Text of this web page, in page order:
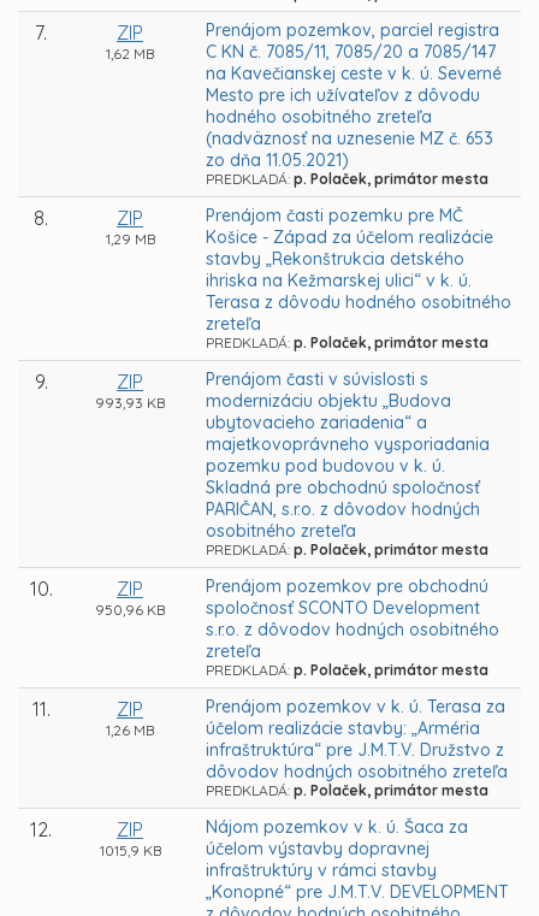
7. ZIP
1,62 MB
Prenájom pozemkov, parciel registra
C KN č. 7085/11, 7085/20 a 7085/147
na Kavečianskej ceste v k. ú. Severné
Mesto pre ich užívateľov z dôvodu
hodného osobitného zreteľa
(nadväznosť na uznesenie MZ č. 653
zo dňa 11.05.2021)
PREDKLADÁ: p. Polaček, primátor mesta
8. ZIP
1,29 MB
Prenájom časti pozemku pre MČ
Košice - Západ za účelom realizácie
stavby „Rekonštrukcia detského
ihriska na Kežmarskej ulici“ v k. ú.
Terasa z dôvodu hodného osobitného
zreteľa
PREDKLADÁ: p. Polaček, primátor mesta
9. ZIP
993,93 KB
Prenájom časti v súvislosti s
modernizáciu objektu „Budova
ubytovacieho zariadenia“ a
majetkovoprávneho vysporiadania
pozemku pod budovou v k. ú.
Skladná pre obchodnú spoločnosť
PARIČAN, s.r.o. z dôvodov hodných
osobitného zreteľa
PREDKLADÁ: p. Polaček, primátor mesta
10. ZIP
950,96 KB
Prenájom pozemkov pre obchodnú
spoločnosť SCONTO Development
s.r.o. z dôvodov hodných osobitného
zreteľa
PREDKLADÁ: p. Polaček, primátor mesta
11. ZIP
1,26 MB
Prenájom pozemkov v k. ú. Terasa za
účelom realizácie stavby: „Arméria
infraštruktúra“ pre J.M.T.V. Družstvo z
dôvodov hodných osobitného zreteľa
PREDKLADÁ: p. Polaček, primátor mesta
12. ZIP
1015,9 KB
Nájom pozemkov v k. ú. Šaca za
účelom výstavby dopravnej
infraštruktúry v rámci stavby
„Konopné“ pre J.M.T.V. DEVELOPMENT